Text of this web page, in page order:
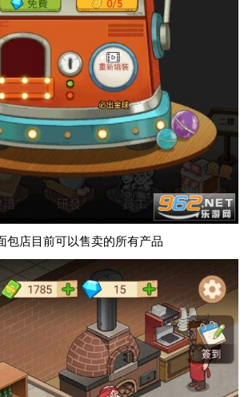
包店目前可以售卖的所有产品